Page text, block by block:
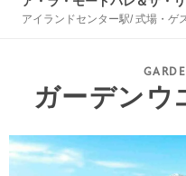
アイランドセンター駅/ 式場・ゲ
ガーデンウ